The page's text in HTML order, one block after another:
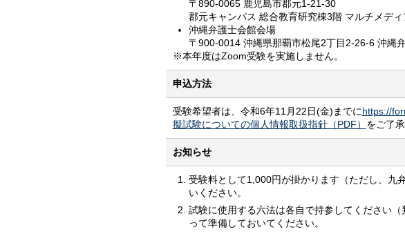
〒890-0065 鹿児島市郡元1-21-30
郡元キャンパス 総合教育研究棟3階 マルチメディ
沖縄弁護士会館会場
〒900-0014 沖縄県那覇市松尾2丁目2-26-6 沖縄
※本年度はZoom受験を実施しません。
申込方法
受験希望者は、令和6年11月22日(金)までにhttps://
擬試験についての個人情報取扱指針（PDF） をご了
お知らせ
受験料として1,000円が掛かります（ただし、九
いください。
試験に使用する六法は各自で持参してください
って準備しておいてください。